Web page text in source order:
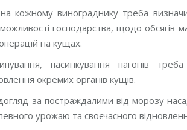
кожному винограднику треба
господарства, щодо обсягів
на кущах.
пасинкування пагонів
окремих органів кущів.
за постраждалими від морозу
урожаю та своєчасного